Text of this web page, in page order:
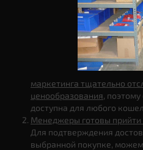
маркетинга тщательно
ценообразования,
доступна для любого
Менеджеры готовы
Для подтверждения
выбранной покупке,